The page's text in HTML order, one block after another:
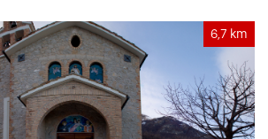
6,7 km